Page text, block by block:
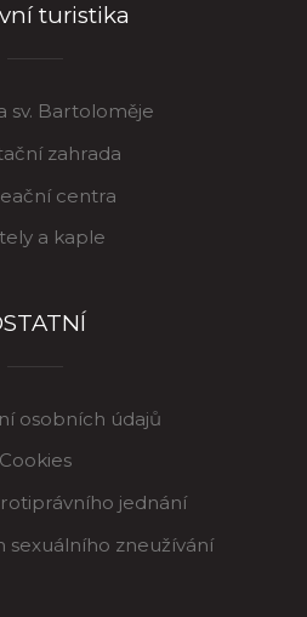
turistika
sv. Bartoloměje
zahrada
centra
a kaple
osobních údajů
Cookies
jednání
sexuálního zneužívání